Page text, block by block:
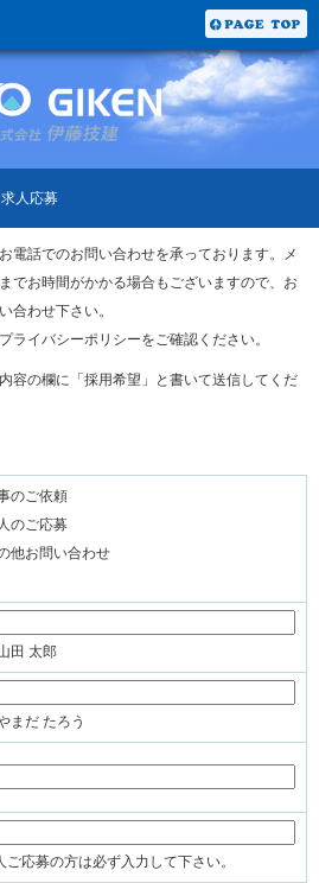
人応募
電話でのお問い合わせを承っております。メ
でお時間がかかる場合もございますので、お
合わせ下さい。
ライバシーポリシーをご確認ください。
容の欄に「採用希望」と書いて送信してくだ
のご依頼
のご応募
他お問い合わせ
田 太郎
まだ たろう
応募の方は必ず入力して下さい。